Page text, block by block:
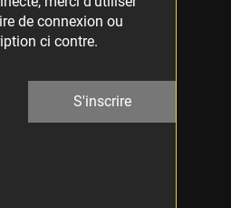
de connexion ou
ci contre.
S'inscrire